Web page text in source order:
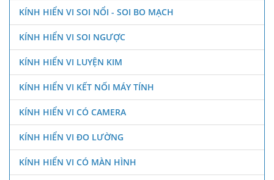
KÍNH HIỂN VI SOI NỔI - SOI BO MẠCH
KÍNH HIỂN VI SOI NGƯỢC
KÍNH HIỂN VI LUYỆN KIM
KÍNH HIỂN VI KẾT NỐI MÁY TÍNH
KÍNH HIỂN VI CÓ CAMERA
KÍNH HIỂN VI ĐO LƯỜNG
KÍNH HIỂN VI CÓ MÀN HÌNH